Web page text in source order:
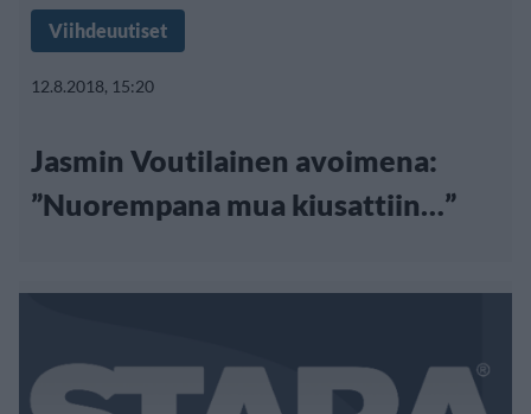
Viihdeuutiset
12.8.2018, 15:20
Jasmin Voutilainen avoimena:
”Nuorempana mua kiusattiin…”